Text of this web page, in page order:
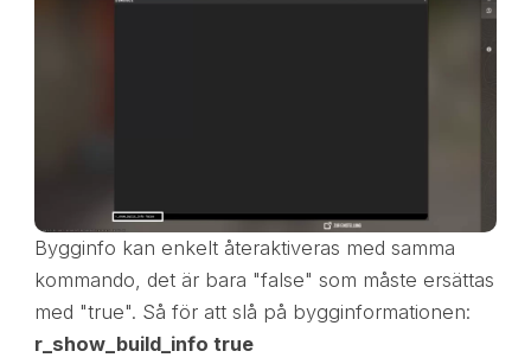
Bygginfo kan enkelt återaktiveras med samma
kommando, det är bara "false" som måste ersättas
med "true". Så för att slå på bygginformationen:
r_show_build_info true